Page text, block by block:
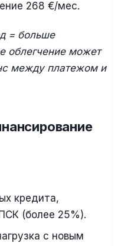
268 €/мес.
= больше
облегчение может
между платежом и
кредита,
(более 25%).
с новым